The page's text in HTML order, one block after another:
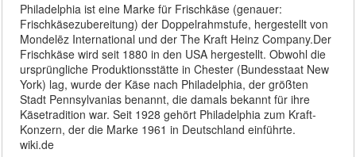
Philadelphia ist eine Marke für Frischkäse (genauer:
Frischkäsezubereitung) der Doppelrahmstufe, hergestellt von
Mondelēz International und der The Kraft Heinz Company.Der
Frischkäse wird seit 1880 in den USA hergestellt. Obwohl die
ursprüngliche Produktionsstätte in Chester (Bundesstaat New
York) lag, wurde der Käse nach Philadelphia, der größten
Stadt Pennsylvanias benannt, die damals bekannt für ihre
Käsetradition war. Seit 1928 gehört Philadelphia zum Kraft-
Konzern, der die Marke 1961 in Deutschland einführte.
wiki.de